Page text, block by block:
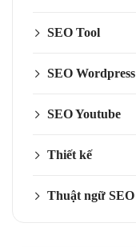
SEO Tool
SEO Wordpress
SEO Youtube
Thiết kế
Thuật ngữ SEO